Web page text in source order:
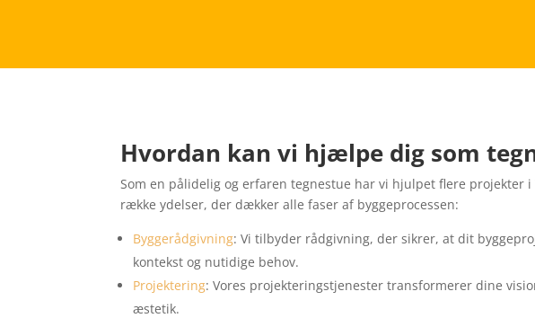
Hvordan kan vi hjælpe dig som
Som en pålidelig og erfaren tegnestue har vi hjulpet flere
række ydelser, der dækker alle faser af byggeprocessen:
Byggerådgivning: Vi tilbyder rådgivning, der sikrer, at dit
kontekst og nutidige behov.
Projektering: Vores projekteringstjenester transformerer dine
æstetik.